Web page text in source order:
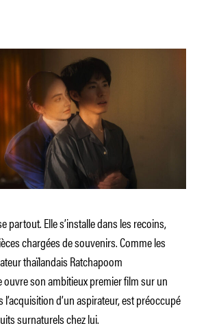
partout. Elle s’installe dans les recoins,
chargées de souvenirs. Comme les
thaïlandais Ratchapoom
son ambitieux premier film sur un
d’un aspirateur, est préoccupé
surnaturels chez lui.